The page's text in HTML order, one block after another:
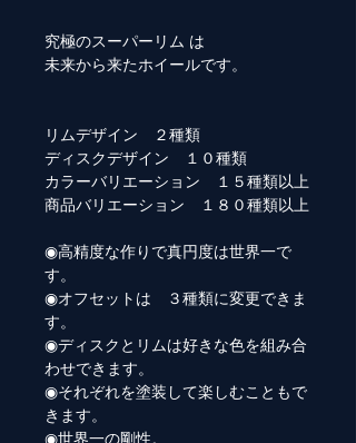
究極のスーパーリム は
未来から来たホイールです。
リムデザイン ２種類
ディスクデザイン １０種類
カラーバリエーション １５種類以上
商品バリエーション １８０種類以上
◉高精度な作りで真円度は世界一で
す。
◉オフセットは ３種類に変更できま
す。
◉ディスクとリムは好きな色を組み合
わせできます。
◉それぞれを塗装して楽しむこともで
きます。
◉世界一の剛性。